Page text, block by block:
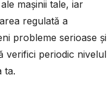
mașinii tale, iar
regulată a
probleme serioase și
verifici periodic nivelul
ta.